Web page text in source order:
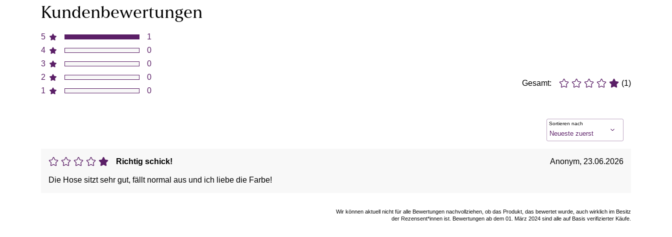
Kundenbewertungen
5
4
3
2
1
1
0
0
0
0
Gesamt: (1)
Sortieren nach
Richtig schick! Anonym, 23.06.2026
Die Hose sitzt sehr gut, fällt normal aus und ich liebe die Farbe!
Wir können aktuell nicht für alle Bewertungen nachvollziehen, ob das Produkt, das bewertet wurde, auch wirklich im Besitz
der Rezensent*innen ist. Bewertungen ab dem 01. März 2024 sind alle auf Basis verifizierter Käufe.